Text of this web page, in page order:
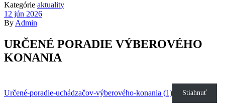
Kategórie aktuality
12 jún 2026
By Admin
URČENÉ PORADIE VÝBEROVÉHO
KONANIA
Určené-poradie-uchádzačov-výberového-konania (1) Stiahnuť